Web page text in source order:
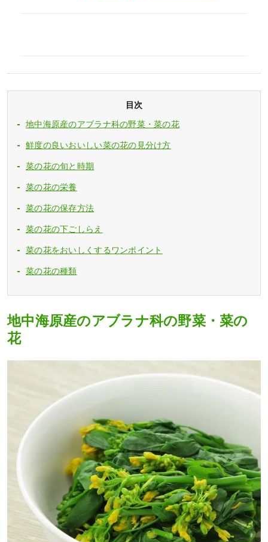
目次
地中海原産のアブラナ科の野菜・菜の花
鮮度の良いおいしい菜の花の見分け方
菜の花の旬と時期
菜の花の栄養
菜の花の保存方法
菜の花の下ごしらえ
菜の花をおいしくするワンポイント
菜の花の種類
地中海原産のアブラナ科の野菜・菜の
花